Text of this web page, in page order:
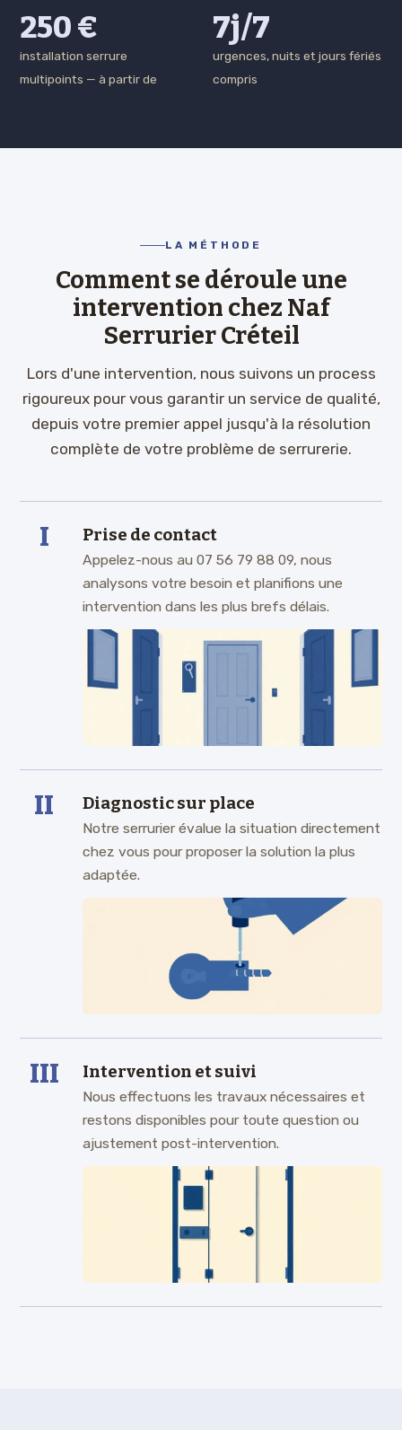
250 €
installation serrure
multipoints — à partir de
7j/7
urgences, nuits et jours fériés
compris
LA MÉTHODE
Comment se déroule une
intervention chez Naf
Serrurier Créteil
Lors d'une intervention, nous suivons un process
rigoureux pour vous garantir un service de qualité,
depuis votre premier appel jusqu'à la résolution
complète de votre problème de serrurerie.
I Prise de contact
Appelez-nous au 07 56 79 88 09, nous
analysons votre besoin et planifions une
intervention dans les plus brefs délais.
II Diagnostic sur place
Notre serrurier évalue la situation directement
chez vous pour proposer la solution la plus
adaptée.
III Intervention et suivi
Nous effectuons les travaux nécessaires et
restons disponibles pour toute question ou
ajustement post-intervention.